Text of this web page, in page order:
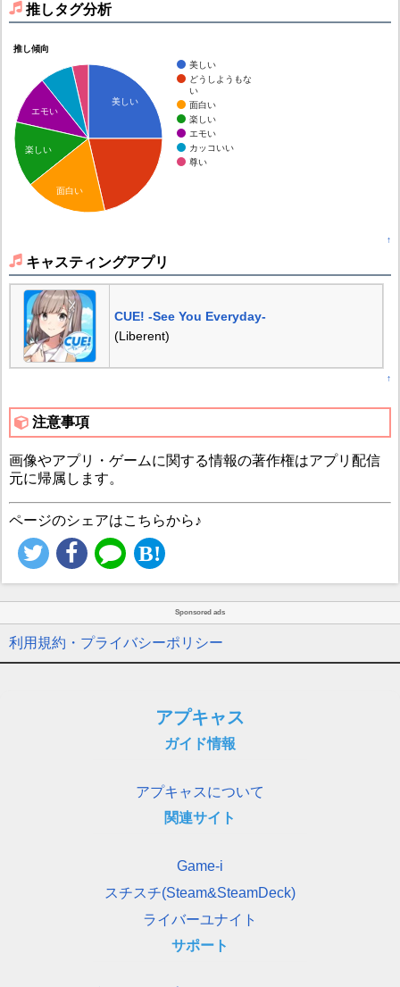
推しタグ分析
推し傾向
美しい
どうしようもな
い
面白い
楽しい
エモい
カッコいい
尊い
美しい
エモい
楽しい
面白い
↑
キャスティングアプリ
CUE! -See You Everyday-
(Liberent)
↑
注意事項
画像やアプリ・ゲームに関する情報の著作権はアプリ配信
元に帰属します。
ページのシェアはこちらから♪
Sponsored ads
利用規約・プライバシーポリシー
アプキャス
ガイド情報
アプキャスについて
関連サイト
Game-i
スチスチ(Steam&SteamDeck)
ライバーユナイト
サポート